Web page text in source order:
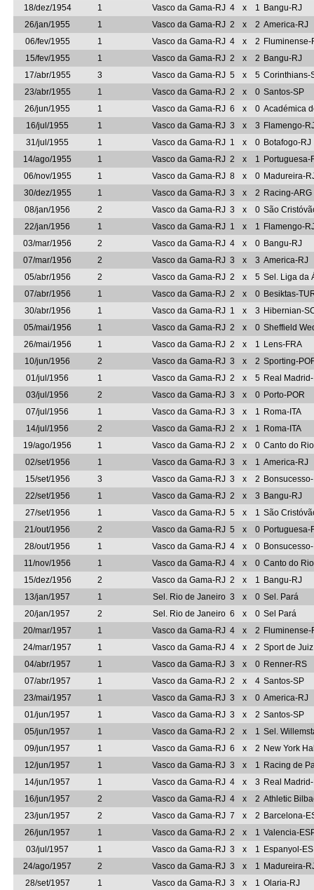
18/dez/1954
1 Vasco da Gama-RJ 4 x 1 Bangu-RJ
26/jan/1955
1 Vasco da Gama-RJ 2 x 2 America-RJ
06/fev/1955
1 Vasco da Gama-RJ 4 x 2 Fluminense-
15/fev/1955
1 Vasco da Gama-RJ 2 x 2 Bangu-RJ
17/abr/1955
3 Vasco da Gama-RJ 5 x 5 Corinthians-
23/abr/1955
1 Vasco da Gama-RJ 2 x 0 Santos-SP
26/jun/1955
1 Vasco da Gama-RJ 6 x 0 Académica
16/jul/1955
1 Vasco da Gama-RJ 3 x 3 Flamengo-
31/jul/1955
1 Vasco da Gama-RJ 1 x 0 Botafogo-RJ
14/ago/1955
1 Vasco da Gama-RJ 2 x 1 Portuguesa-
06/nov/1955
1 Vasco da Gama-RJ 8 x 0 Madureira-
30/dez/1955
1 Vasco da Gama-RJ 3 x 2 Racing-ARG
08/jan/1956
2 Vasco da Gama-RJ 3 x 0 São
22/jan/1956
1 Vasco da Gama-RJ 1 x 1 Flamengo-
03/mar/1956
2 Vasco da Gama-RJ 4 x 0 Bangu-RJ
07/mar/1956
2 Vasco da Gama-RJ 3 x 3 America-RJ
05/abr/1956
2 Vasco da Gama-RJ 2 x 5 Sel. Liga da
07/abr/1956
1 Vasco da Gama-RJ 2 x 0 Besiktas-
30/abr/1956
1 Vasco da Gama-RJ 1 x 3 Hibernian-
05/mai/1956
1 Vasco da Gama-RJ 2 x 0 Sheffield
26/mai/1956
1 Vasco da Gama-RJ 2 x 1 Lens-FRA
10/jun/1956
2 Vasco da Gama-RJ 3 x 2 Sporting-
01/jul/1956
1 Vasco da Gama-RJ 2 x 5 Real
03/jul/1956
2 Vasco da Gama-RJ 3 x 0 Porto-POR
07/jul/1956
1 Vasco da Gama-RJ 3 x 1 Roma-ITA
14/jul/1956
2 Vasco da Gama-RJ 2 x 1 Roma-ITA
19/ago/1956
1 Vasco da Gama-RJ 2 x 0 Canto do
02/set/1956
1 Vasco da Gama-RJ 3 x 1 America-RJ
15/set/1956
3 Vasco da Gama-RJ 3 x 2
22/set/1956
1 Vasco da Gama-RJ 2 x 3 Bangu-RJ
27/set/1956
1 Vasco da Gama-RJ 5 x 1 São
21/out/1956
2 Vasco da Gama-RJ 5 x 0 Portuguesa-
28/out/1956
1 Vasco da Gama-RJ 4 x 0
11/nov/1956
1 Vasco da Gama-RJ 4 x 0 Canto do
15/dez/1956
2 Vasco da Gama-RJ 2 x 1 Bangu-RJ
13/jan/1957
1 Sel. Rio de Janeiro 3 x 0 Sel. Pará
20/jan/1957
2 Sel. Rio de Janeiro 6 x 0 Sel Pará
20/mar/1957
1 Vasco da Gama-RJ 4 x 2 Fluminense-
24/mar/1957
1 Vasco da Gama-RJ 4 x 2 Sport de
04/abr/1957
1 Vasco da Gama-RJ 3 x 0 Renner-RS
07/abr/1957
1 Vasco da Gama-RJ 2 x 4 Santos-SP
23/mai/1957
1 Vasco da Gama-RJ 3 x 0 America-RJ
01/jun/1957
1 Vasco da Gama-RJ 3 x 2 Santos-SP
05/jun/1957
1 Vasco da Gama-RJ 2 x 1 Sel.
09/jun/1957
1 Vasco da Gama-RJ 6 x 2 New York
12/jun/1957
1 Vasco da Gama-RJ 3 x 1 Racing de
14/jun/1957
1 Vasco da Gama-RJ 4 x 3 Real
16/jun/1957
2 Vasco da Gama-RJ 4 x 2 Athletic
23/jun/1957
2 Vasco da Gama-RJ 7 x 2 Barcelona-
26/jun/1957
1 Vasco da Gama-RJ 2 x 1 Valencia-
03/jul/1957
1 Vasco da Gama-RJ 3 x 1 Espanyol-
24/ago/1957
2 Vasco da Gama-RJ 3 x 1 Madureira-
28/set/1957
1 Vasco da Gama-RJ 3 x 1 Olaria-RJ